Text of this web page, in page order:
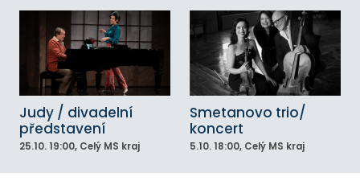
Judy / divadelní
představení
25.10. 19:00, Celý MS kraj
Smetanovo trio/
koncert
5.10. 18:00, Celý MS kraj